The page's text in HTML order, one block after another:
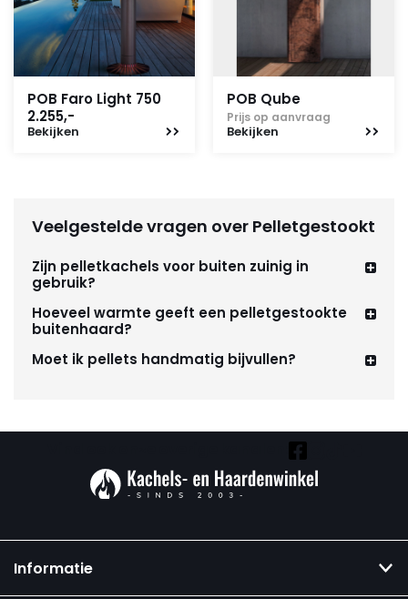
POB Faro Light 750
2.255,-
Bekijken
POB Qube
Prijs op aanvraag
Bekijken
Veelgestelde vragen over Pelletgestookt
Zijn pelletkachels voor buiten zuinig in
gebruik?
Hoeveel warmte geeft een pelletgestookte
buitenhaard?
Moet ik pellets handmatig bijvullen?
Informatie